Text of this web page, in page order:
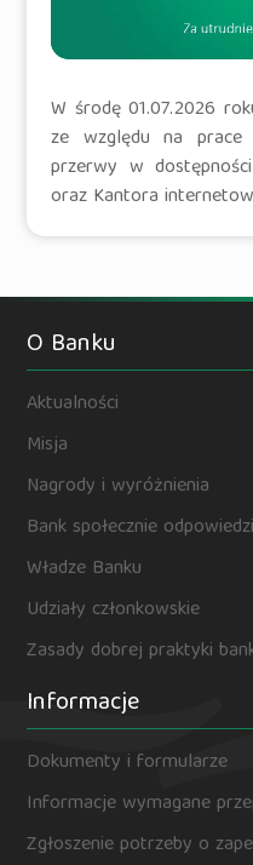
W środę 01.07.2026
ze względu na prace
przerwy w
oraz Kantora
O Banku
Aktualności
Misja
Nagrody i wyróżnienia
Bank społecznie
Władze Banku
Udziały członkowskie
Zasady dobrej praktyki
Informacje
Dokumenty i formularze
Informacje wymagane
Zgłoszenie potrzeby o